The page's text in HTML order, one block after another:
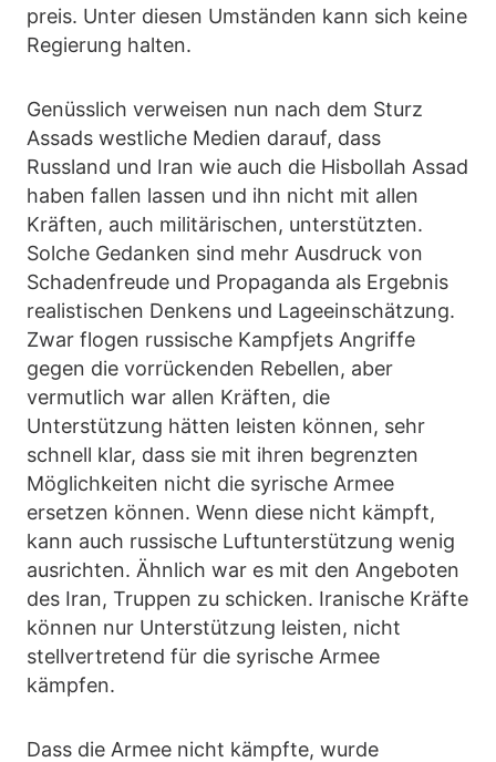
preis. Unter diesen Umständen kann sich keine
Regierung halten.
Genüsslich verweisen nun nach dem Sturz
Assads westliche Medien darauf, dass
Russland und Iran wie auch die Hisbollah Assad
haben fallen lassen und ihn nicht mit allen
Kräften, auch militärischen, unterstützten.
Solche Gedanken sind mehr Ausdruck von
Schadenfreude und Propaganda als Ergebnis
realistischen Denkens und Lageeinschätzung.
Zwar flogen russische Kampfjets Angriffe
gegen die vorrückenden Rebellen, aber
vermutlich war allen Kräften, die
Unterstützung hätten leisten können, sehr
schnell klar, dass sie mit ihren begrenzten
Möglichkeiten nicht die syrische Armee
ersetzen können. Wenn diese nicht kämpft,
kann auch russische Luftunterstützung wenig
ausrichten. Ähnlich war es mit den Angeboten
des Iran, Truppen zu schicken. Iranische Kräfte
können nur Unterstützung leisten, nicht
stellvertretend für die syrische Armee
kämpfen.
Dass die Armee nicht kämpfte, wurde